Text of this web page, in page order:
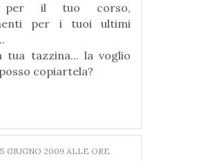
per il tuo corso,
per i tuoi ultimi
tua tazzina... la voglio
copiartela?
5 GIUGNO 2009 ALLE ORE